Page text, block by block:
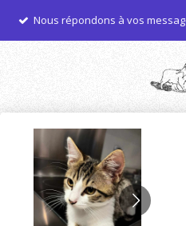
Passer
à vos messages dans les plus